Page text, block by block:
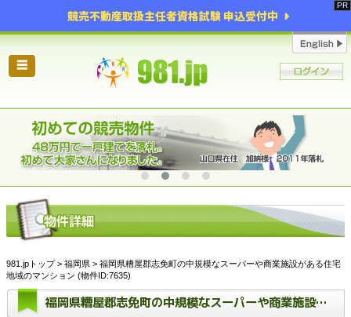
競売不動産取扱主任者資格試験 申込受付中
☰
981.jpトップ> 福岡県 > 福岡県糟屋郡志免町の中規模なスーパーや商業施設がある住宅
地域のマンション (物件ID:7635)
福岡県糟屋郡志免町の中規模なスーパーや商業施設がある住宅地域のマンション